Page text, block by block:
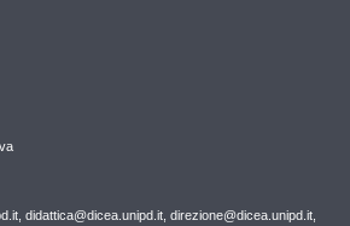
didattica@dicea.unipd.it, direzione@dicea.unipd.it,